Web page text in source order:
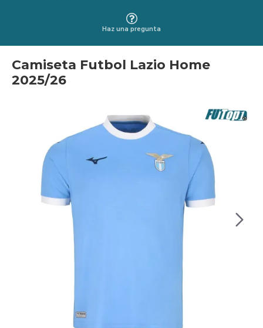
Haz una pregunta
Camiseta Futbol Lazio Home
2025/26